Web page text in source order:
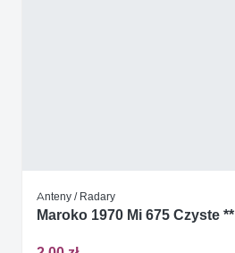
Anteny / Radary
Maroko 1970 Mi 675 Czyste **